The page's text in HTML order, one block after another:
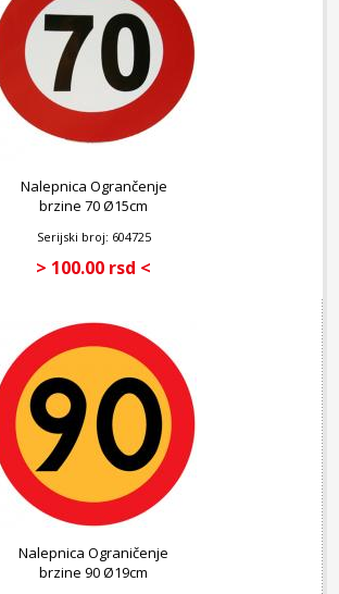
Nalepnica Ogrančenje
brzine 70 Ø15cm
Serijski broj: 604725
> 100.00 rsd <
Nalepnica Ograničenje
brzine 90 Ø19cm